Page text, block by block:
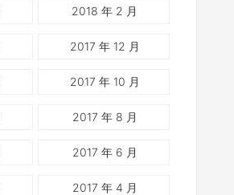
2018 年 2 月
2017 年 12 月
2017 年 10 月
2017 年 8 月
2017 年 6 月
2017 年 4 月